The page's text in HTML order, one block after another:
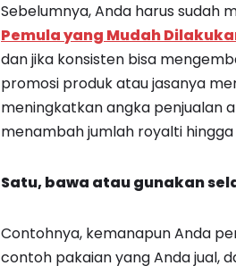
Sebelumnya, Anda harus sudah
Pemula yang Mudah
dan jika konsisten bisa
promosi produk atau jasanya
meningkatkan angka penjualan
menambah jumlah royalti
Satu, bawa atau gunakan
Contohnya, kemanapun Anda
contoh pakaian yang Anda jual,